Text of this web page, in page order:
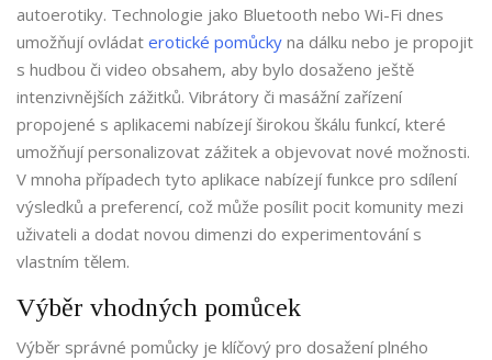
autoerotiky. Technologie jako Bluetooth nebo Wi-Fi dnes
umožňují ovládat erotické pomůcky na dálku nebo je propojit
s hudbou či video obsahem, aby bylo dosaženo ještě
intenzivnějších zážitků. Vibrátory či masážní zařízení
propojené s aplikacemi nabízejí širokou škálu funkcí, které
umožňují personalizovat zážitek a objevovat nové možnosti.
V mnoha případech tyto aplikace nabízejí funkce pro sdílení
výsledků a preferencí, což může posílit pocit komunity mezi
uživateli a dodat novou dimenzi do experimentování s
vlastním tělem.
Výběr vhodných pomůcek
Výběr správné pomůcky je klíčový pro dosažení plného